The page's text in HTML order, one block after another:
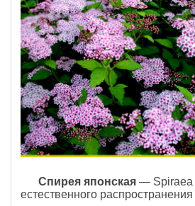
Спирея японская— Spiraea
естественного